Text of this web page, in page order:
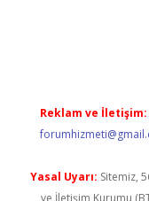
Reklam ve İletişim:
Yasal Uyarı: Sitemiz,
ve İletişim Kurumu